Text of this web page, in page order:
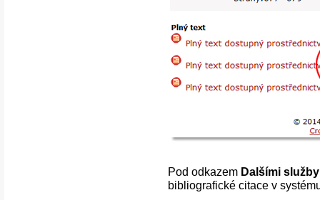
Pod odkazem Dalšími služby
bibliografické citace v